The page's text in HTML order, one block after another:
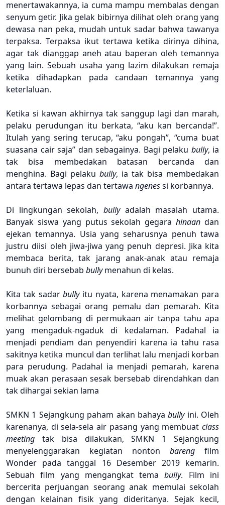
menertawakannya, ia cuma mampu membalas dengan
senyum getir. Jika gelak bibirnya dilihat oleh orang yang
dewasa nan peka, mudah untuk sadar bahwa tawanya
terpaksa. Terpaksa ikut tertawa ketika dirinya dihina,
agar tak dianggap aneh atau baperan olehtemannya
yang lain. Sebuah usaha yang lazim dilakukan remaja
ketika
dihadapkan pada candaan
temannya yang
keterlaluan.
Ketika si kawan akhirnya tak sanggup lagi dan marah,
pelaku perudungan itu berkata, “aku kan bercanda!”.
Itulah yang sering terucap, “aku pongah”, “cuma buat
suasana cair saja” dan sebagainya. Bagi pelaku bully, ia
tak
bisa membedakan batasan
bercanda dan
menghina. Bagi pelaku bully, ia tak bisa membedakan
antara tertawa lepas dan tertawa ngenessi korbannya.
Di lingkungan sekolah,bully adalah masalah utama.
Banyak siswa yang putus sekolah gegara hinaandan
ejekan temannya. Usia yang seharusnya penuh tawa
justru diisi oleh jiwa-jiwa yang penuh depresi. Jika kita
membaca berita, tak jarang anak-anak atau remaja
bunuh diri bersebab bully menahun di kelas.
Kita tak sadar bully itu nyata, karena menamakan para
korbannya sebagai orang pemalu dan pemarah. Kita
melihat gelombang di permukaan air tanpa tahu apa
yang mengaduk-ngaduk di kedalaman. Padahal
ia
menjadi pendiam dan penyendiri karena ia tahu rasa
sakitnya ketika muncul dan terlihat lalu menjadi korban
para perudung. Padahal ia menjadi pemarah, karena
muak akan perasaan sesak bersebab direndahkan dan
takdihargai sekian lama
SMKN 1 Sejangkung paham akan bahaya bully ini. Oleh
karenanya, di sela-sela air pasang yang membuat class
meeting tak bisa
dilakukan, SMKN 1 Sejangkung
menyelenggarakan
kegiatan nonton bareng film
Wonder pada tanggal 16 Desember 2019 kemarin.
Sebuah film yang mengangkat tema bully. Film ini
bercerita perjuangan seorang anak memulai sekolah
dengan kelainan fisik yang dideritanya. Sejak kecil,